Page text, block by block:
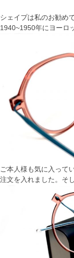
シェイプは私のお勧め
1940~1950年にヨーロ
ご本人様も気に入って
注文を入れました。そ